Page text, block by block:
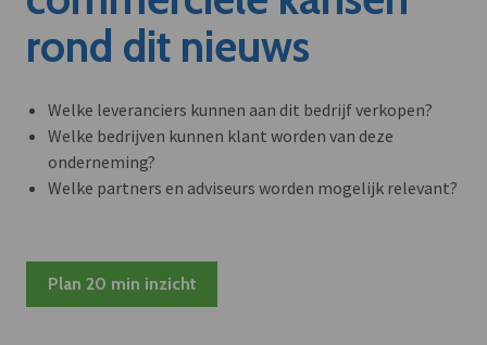
rond dit nieuws
Welke leveranciers kunnen aan dit bedrijf verkopen?
Welke bedrijven kunnen klant worden van deze
onderneming?
Welke partners en adviseurs worden mogelijk relevant?
Plan 20 min inzicht